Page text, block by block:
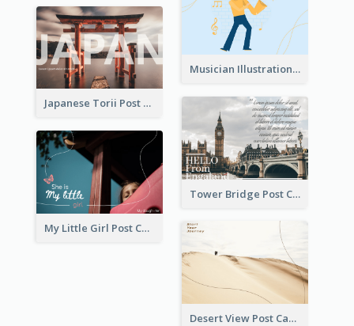
Musician Illustration Post Cards
Japanese Torii Post Card
Tower Bridge Post Card
My Little Girl Post Card
Desert View Post Card